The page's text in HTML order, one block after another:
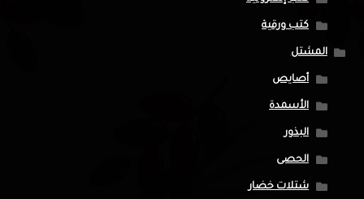
كتب ورقية
المشتل
أصايص
الأسمدة
البذور
الحصى
شتلات خضار